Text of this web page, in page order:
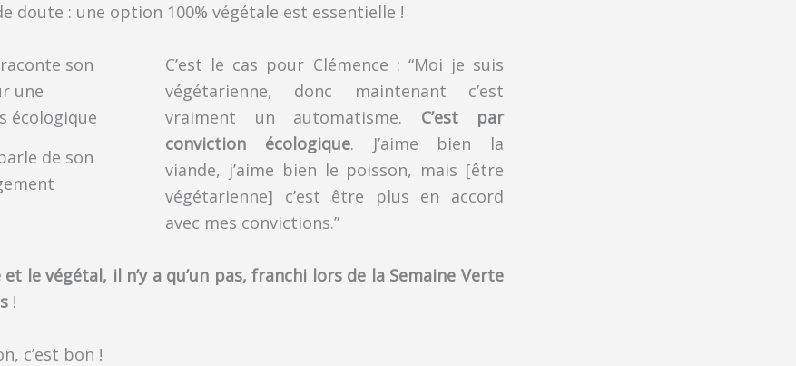
doute : une option 100% végétale est essentielle !
de son
C’est le cas pour Clémence : “Moi je suis
végétarienne, donc maintenant c’est
vraiment un automatisme. C’est par
conviction écologique. J’aime bien la
viande, j’aime bien le poisson, mais [être
végétarienne] c’est être plus en accord
avec mes convictions.”
le végétal, il n’y a qu’un pas, franchi lors de la Semaine Verte
!
c’est bon !